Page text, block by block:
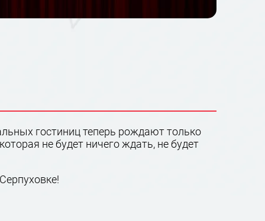
гостиниц теперь рождают только
не будет ничего ждать, не будет